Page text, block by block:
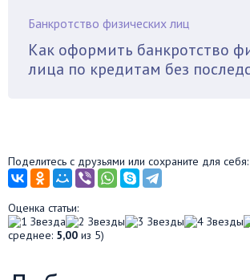
Банкротство физических лиц
Как оформить банкротство
лица по кредитам без
Поделитесь с друзьями или сохраните для себя:
Оценка статьи:
среднее: 5,00 из 5)